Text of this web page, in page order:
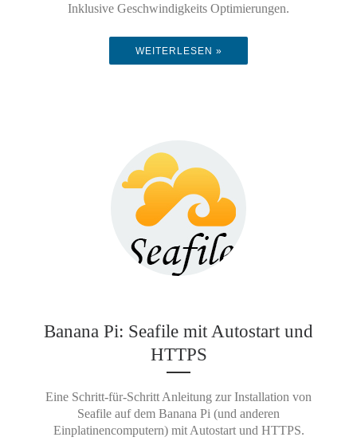
Inklusive Geschwindigkeits Optimierungen.
WEITERLESEN »
Banana Pi: Seafile mit Autostart und
HTTPS
Eine Schritt-für-Schritt Anleitung zur Installation von
Seafile auf dem Banana Pi (und anderen
Einplatinencomputern) mit Autostart und HTTPS.